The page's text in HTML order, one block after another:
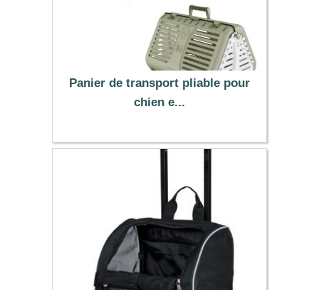
Panier de transport pliable pour
chien e...
28.95 €